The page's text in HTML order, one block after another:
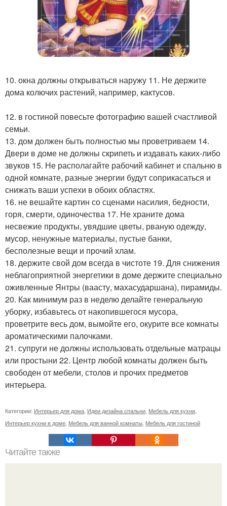
10. окна должны открываться наружу 11. Не держите
дома колючих растений, например, кактусов.
12. в гостиной повесьте фотографию вашей счастливой
семьи.
13. дом должен быть полностью мы проветриваем 14.
Двери в доме не должны скрипеть и издавать каких-либо
звуков 15. Не располагайте рабочий кабинет и спальню в
одной комнате, разные энергии будут соприкасаться и
снижать ваши успехи в обоих областях.
16. не вешайте картин со сценами насилия, бедности,
горя, смерти, одиночества 17. Не храните дома
несвежие продукты, увядшие цветы, рваную одежду,
мусор, ненужные материалы, пустые банки,
бесполезные вещи и прочий хлам.
18. держите свой дом всегда в чистоте 19. Для снижения
неблагоприятной энергетики в доме держите специально
оживленные Янтры (ваасту, махасударшана), пирамиды.
20. Как минимум раз в неделю делайте генеральную
уборку, избавьтесь от накопившегося мусора,
проветрите весь дом, вымойте его, окурите все комнаты
ароматическими палочками.
21. супруги не должны использовать отдельные матрацы
или простыни 22. Центр любой комнаты должен быть
свободен от мебели, столов и прочих предметов
интерьера.
Категории: Интерьер для дома Идеи дизайна спальни Мебель для кухни
Интерьер кухни в доме Мебель для ванной комнаты Мебель для гостиной
Читайте также